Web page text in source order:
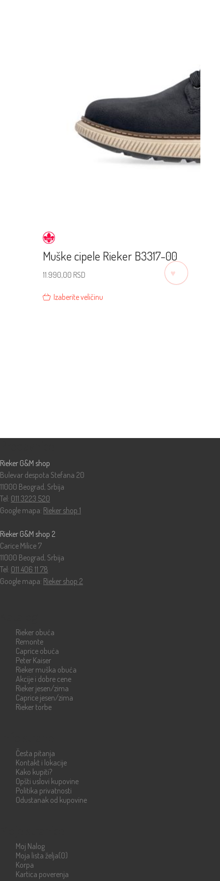
Muške cipele Rieker B3317-00
11.990,00 RSD
Izaberite veličinu
Rieker G&M shop
Bulevar despota Stefana 20
11000 Beograd, Srbija
Tel: 011 3223 520
Google mapa: Rieker shop 1
Rieker G&M shop 2
Carice Milice 7
11000 Beograd, Srbija
Tel: 011 406 11 78
Google mapa: Rieker shop 2
Rieker obuća
Remonte
Caprice obuća
Peter Kaiser
Rieker muška obuća
Akcije i dobre cene
Rieker jesen/zima
Caprice jesen/zima
Rieker torbe
Česta pitanja
Kontakt i lokacije
Kako kupiti?
Opšti uslovi kupovine
Politika privatnosti
Odustanak od kupovine
Moj Nalog
Moja lista želja(0)
Korpa
Kartica poverenja